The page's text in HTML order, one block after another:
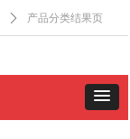
ꄲ 产品分类结果页